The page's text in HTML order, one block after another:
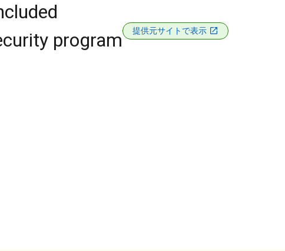
program
提供元サイトで表示